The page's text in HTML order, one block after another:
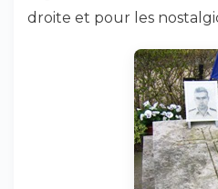
droite et pour les